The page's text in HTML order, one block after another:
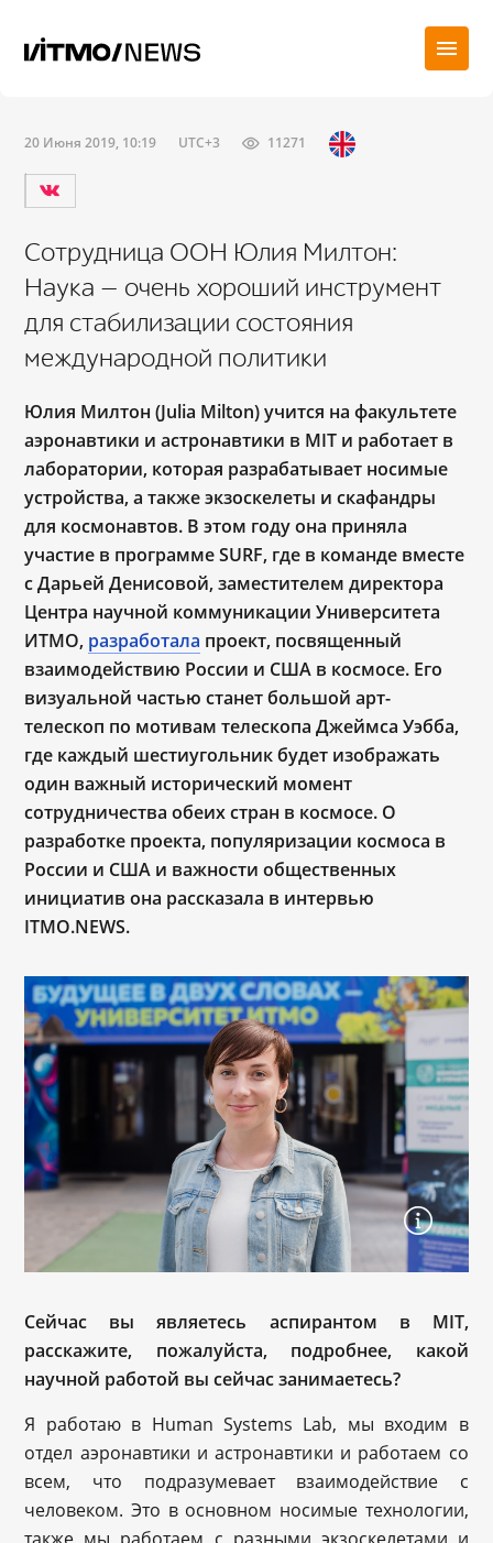
20 Июня 2019, 10:19 UTC+3 11271
Сотрудница ООН Юлия Милтон:
Наука — очень хороший инструмент
для стабилизации состояния
международной политики
Юлия Милтон (Julia Milton) учится на факультете
аэронавтики и астронавтики в MIT и работает в
лаборатории, которая разрабатывает носимые
устройства, а также экзоскелеты и скафандры
для космонавтов. В этом году она приняла
участие в программе SURF, где в команде вместе
с Дарьей Денисовой, заместителем директора
Центра научной коммуникации Университета
ИТМО, разработала проект, посвященный
взаимодействию России и США в космосе. Его
визуальной частью станет большой арт-
телескоп по мотивам телескопа Джеймса Уэбба,
где каждый шестиугольник будет изображать
один важный исторический момент
сотрудничества обеих стран в космосе. О
разработке проекта, популяризации космоса в
России и США и важности общественных
инициатив она рассказала в интервью
ITMO.NEWS.
Сейчас вы являетесь аспирантом в MIT,
расскажите, пожалуйста, подробнее, какой
научной работой вы сейчас занимаетесь?
Я работаю в Human Systems Lab, мы входим в
отдел аэронавтики и астронавтики и работаем со
всем, что подразумевает взаимодействие с
человеком. Это в основном носимые технологии,